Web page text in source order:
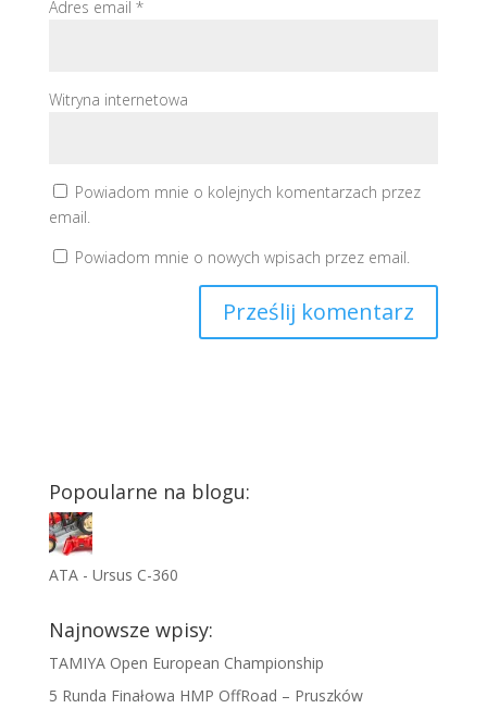
Adres email *
Witryna internetowa
Powiadom mnie o kolejnych komentarzach przez
email.
Powiadom mnie o nowych wpisach przez email.
Popoularne na blogu:
ATA - Ursus C-360
Najnowsze wpisy:
TAMIYA Open European Championship
5 Runda Finałowa HMP OffRoad – Pruszków